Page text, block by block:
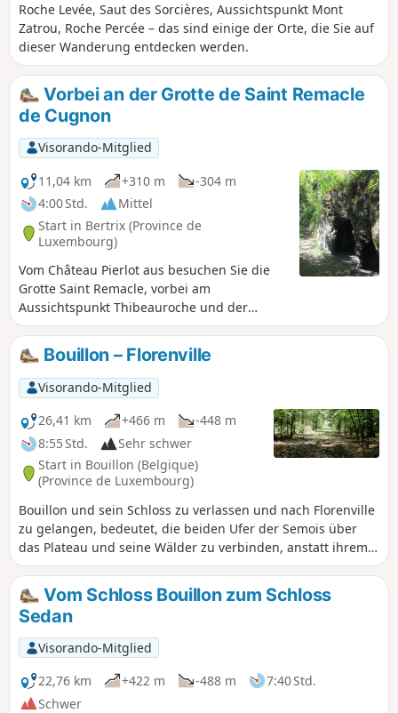
Roche Levée, Saut des Sorcières, Aussichtspunkt Mont
Zatrou, Roche Percée – das sind einige der Orte, die Sie auf
dieser Wanderung entdecken werden.
Vorbei an der Grotte de Saint Remacle
de Cugnon
Visorando-Mitglied
11,04 km
+310 m
-304 m
4:00 Std.
Mittel
Start in Bertrix (Province de
Luxembourg)
Vom Château Pierlot aus besuchen Sie die
Grotte Saint Remacle, vorbei am
Aussichtspunkt Thibeauroche und der
Holzbrücke. Nach einem kleinen
zusätzlichen Aufstieg erreichen Sie den
Aussichtspunkt Croix, der das gesamte Tal
überragt. Der Rückweg erfolgt zum Teil über
verlassene Wege und endet an der Kapelle
Chapelle du Prompt Secours und dem
Aussichtspunkt Mergyre.
Bouillon – Florenville
Visorando-Mitglied
26,41 km
+466 m
-448 m
8:55 Std.
Sehr schwer
Start in Bouillon (Belgique)
(Province de Luxembourg)
Bouillon und sein Schloss zu verlassen und nach Florenville
zu gelangen, bedeutet, die beiden Ufer der Semois über
das Plateau und seine Wälder zu verbinden, anstatt ihrem
Lauf und ihren Mäandern zu folgen; es ist also ein langer
Aufstieg, gefolgt von einem allmählichen Abstieg; es
bedeutet auch, die Stadt auf Asphalt zu verlassen, über
Schotterwege und andere Feldwege zu gehen, zwei Furten
zu überqueren und wieder auf Asphalt zu gelangen, um in
die Stadt zurückzukehren. Und es ist eine lange Wanderung
von mehr als 26 Kilometern. Als Unterkunft in Florenville
habe ich den Campingplatz gewählt.
Vom Schloss Bouillon zum Schloss
Sedan
Visorando-Mitglied
22,76 km
+422 m -488 m
7:40 Std.
Schwer